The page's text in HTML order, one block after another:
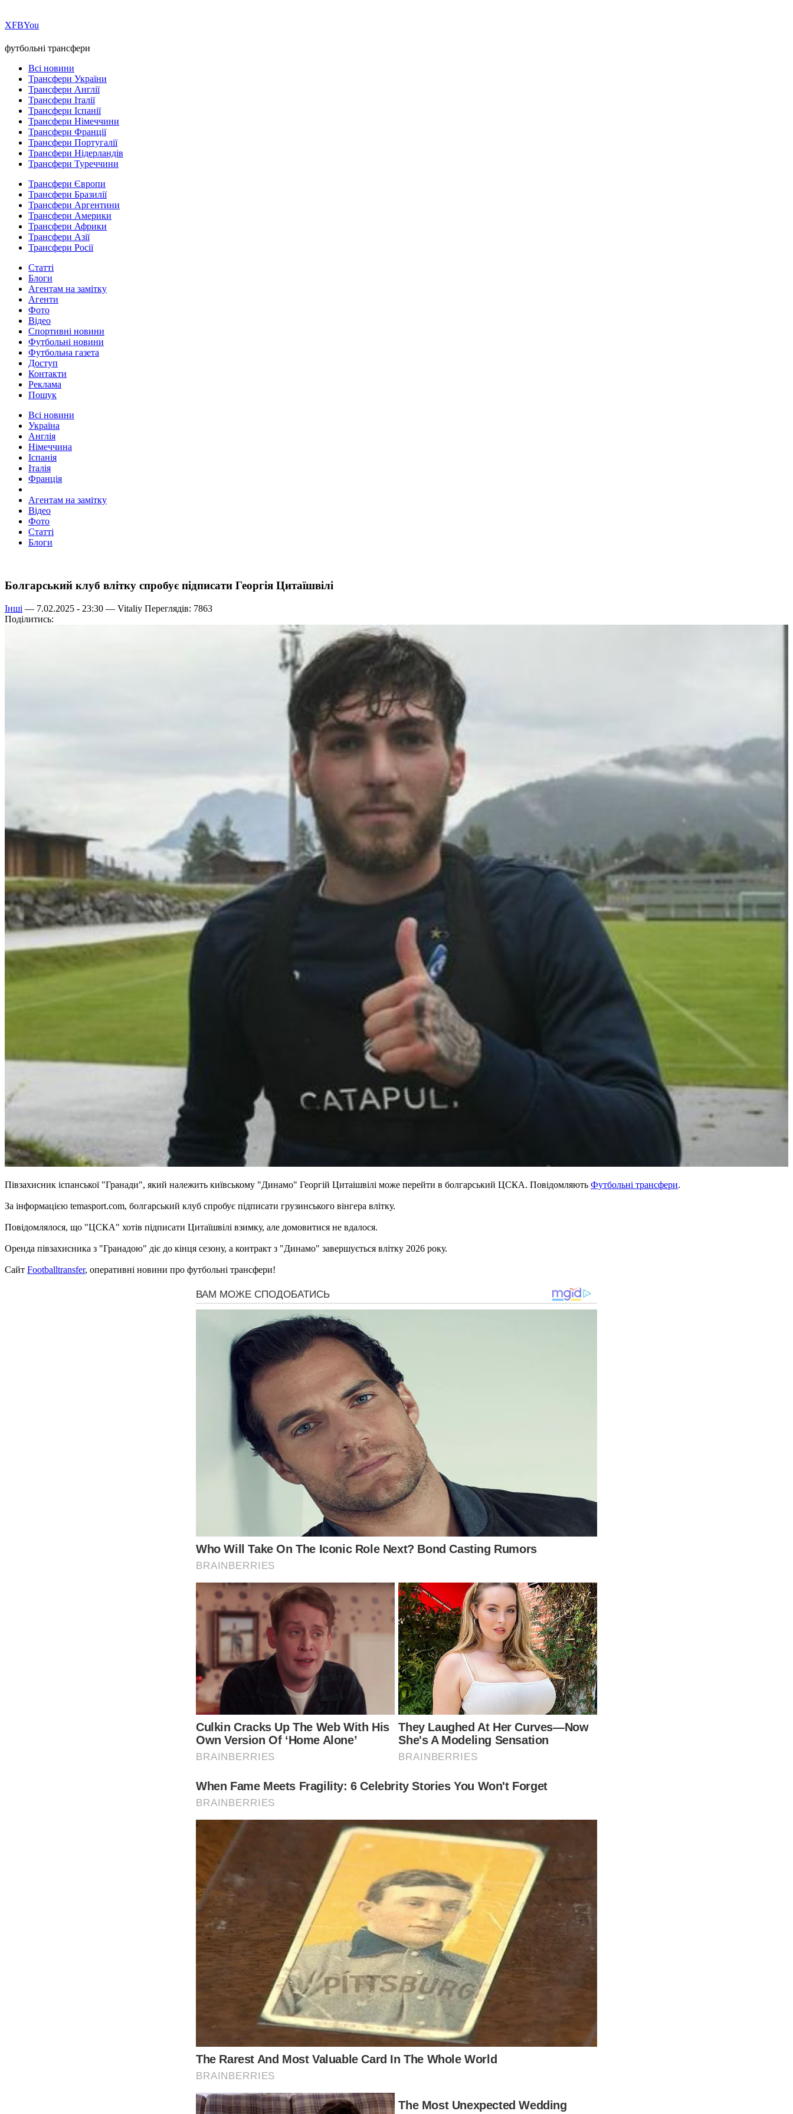
ХFBYou
футбольні трансфери
Всі новини
Трансфери України
Трансфери Англії
Трансфери Італії
Трансфери Іспанії
Трансфери Німеччини
Трансфери Франції
Трансфери Португалії
Трансфери Нідерландів
Трансфери Туреччини
Трансфери Європи
Трансфери Бразилії
Трансфери Аргентини
Трансфери Америки
Трансфери Африки
Трансфери Азії
Трансфери Росії
Статті
Блоги
Агентам на замітку
Агенти
Фото
Відео
Спортивні новини
Футбольні новини
Футбольна газета
Доступ
Контакти
Реклама
Пошук
Всі новини
Україна
Англія
Німеччина
Іспанія
Італія
Франція
Агентам на замітку
Відео
Фото
Статті
Блоги
Болгарський клуб влітку спробує підписати Георгія Цитаїшвілі
Інші — 7.02.2025 - 23:30 — Vitaliy Переглядів: 7863
Поділитись:
Півзахисник іспанської "Гранади", який належить київському "Динамо" Георгій Цитаішвілі може перейти в болгарський ЦСКА. Повідомляють Футбольні трансфери.
За інформацією temasport.com, болгарський клуб спробує підписати грузинського вінгера влітку.
Повідомлялося, що "ЦСКА" хотів підписати Цитаїшвілі взимку, але домовитися не вдалося.
Оренда півзахисника з "Гранадою" діє до кінця сезону, а контракт з "Динамо" завершується влітку 2026 року.
Сайт Footballtransfer, оперативні новини про футбольні трансфери!